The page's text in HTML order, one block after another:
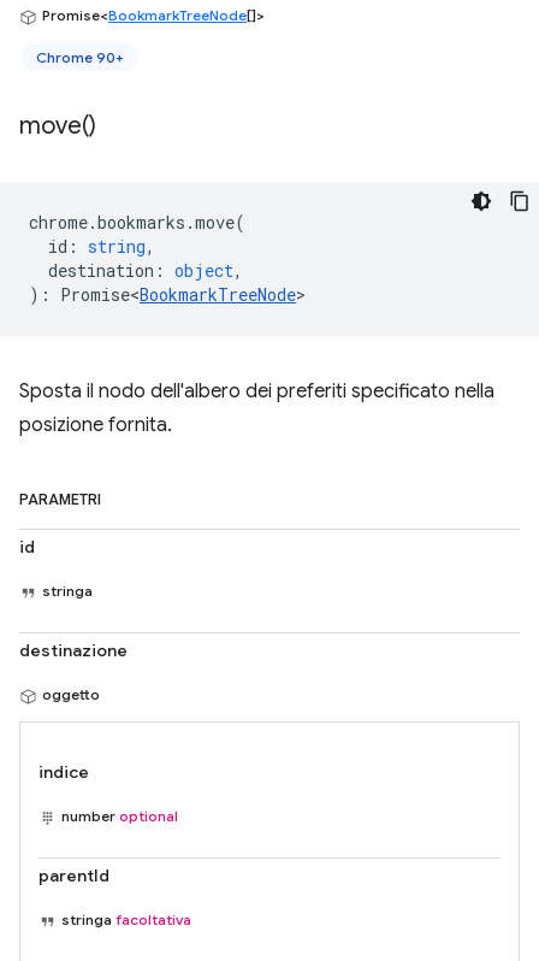
Promise<BookmarkTreeNode[]>
Chrome 90+
move()
chrome.bookmarks .move(
id : string,
destination : object,
) : Promise<BookmarkTreeNode>
Sposta il nodo dell'albero dei preferiti specificato nella
posizione fornita.
PARAMETRI
id
stringa
destinazione
oggetto
indice
number optional
parentId
stringa facoltativa